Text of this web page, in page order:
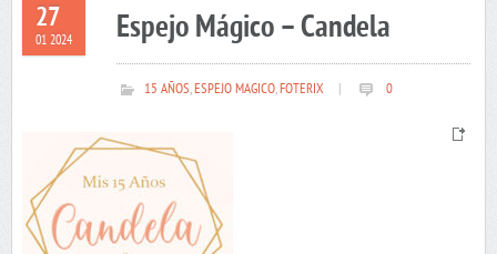
27
01 2024 Espejo Mágico – Candela
15 AÑOS,ESPEJO MAGICO,FOTERIX 0